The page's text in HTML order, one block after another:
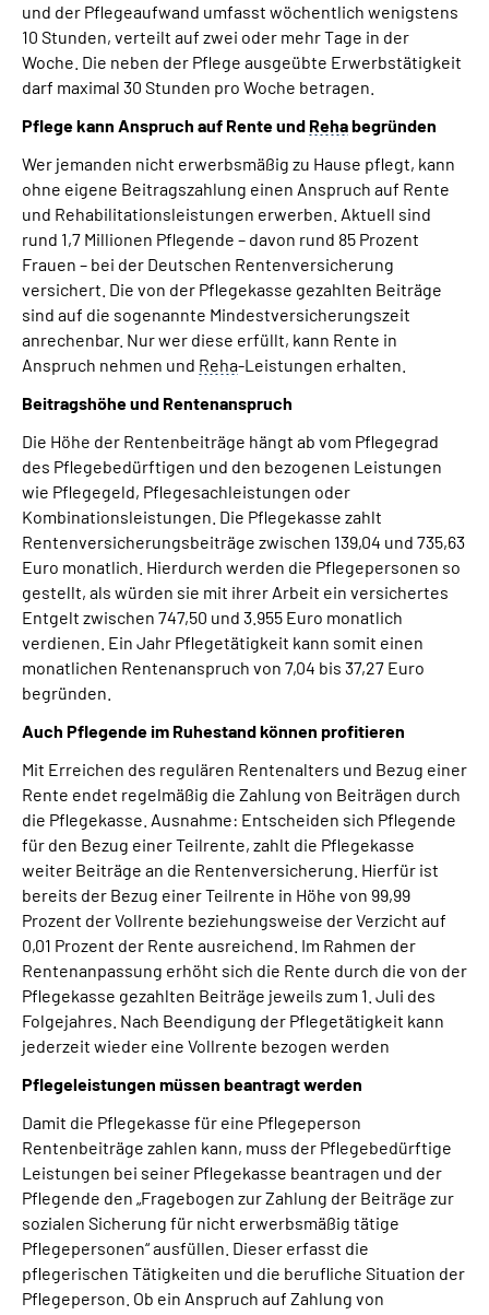
und der Pflegeaufwand umfasst wöchentlich wenigstens
10 Stunden, verteilt auf zwei oder mehr Tage in der
Woche. Die neben der Pflege ausgeübte Erwerbstätigkeit
darf maximal 30 Stunden pro Woche betragen.
Pflege kann Anspruch auf Rente und Rehabegründen
Wer jemanden nicht erwerbsmäßig zu Hause pflegt, kann
ohne eigene Beitragszahlung einen Anspruch auf Rente
und Rehabilitationsleistungen erwerben. Aktuell sind
rund 1,7 Millionen Pflegende – davon rund 85 Prozent
Frauen – bei der Deutschen Rentenversicherung
versichert. Die von der Pflegekasse gezahlten Beiträge
sind auf die sogenannte Mindestversicherungszeit
anrechenbar. Nur wer diese erfüllt, kann Rente in
Anspruch nehmen und Reha-Leistungen erhalten.
Beitragshöhe und Rentenanspruch
Die Höhe der Rentenbeiträge hängt ab vom Pflegegrad
des Pflegebedürftigen und den bezogenen Leistungen
wie Pflegegeld, Pflegesachleistungen oder
Kombinationsleistungen. Die Pflegekasse zahlt
Rentenversicherungsbeiträge zwischen 139,04 und 735,63
Euro monatlich. Hierdurch werden die Pflegepersonen so
gestellt, als würden sie mit ihrer Arbeit ein versichertes
Entgelt zwischen 747,50 und 3.955 Euro monatlich
verdienen. Ein Jahr Pflegetätigkeit kann somit einen
monatlichen Rentenanspruch von 7,04 bis 37,27 Euro
begründen.
Auch Pflegende im Ruhestand können profitieren
Mit Erreichen des regulären Rentenalters und Bezug einer
Rente endet regelmäßig die Zahlung von Beiträgen durch
die Pflegekasse. Ausnahme: Entscheiden sich Pflegende
für den Bezug einer Teilrente, zahlt die Pflegekasse
weiter Beiträge an die Rentenversicherung. Hierfür ist
bereits der Bezug einer Teilrente in Höhe von 99,99
Prozent der Vollrente beziehungsweise der Verzicht auf
0,01 Prozent der Rente ausreichend. Im Rahmen der
Rentenanpassung erhöht sich die Rente durch die von der
Pflegekasse gezahlten Beiträge jeweils zum 1. Juli des
Folgejahres. Nach Beendigung der Pflegetätigkeit kann
jederzeit wieder eine Vollrente bezogen werden
Pflegeleistungen müssen beantragt werden
Damit die Pflegekasse für eine Pflegeperson
Rentenbeiträge zahlen kann, muss der Pflegebedürftige
Leistungen bei seiner Pflegekasse beantragen und der
Pflegende den „Fragebogen zur Zahlung der Beiträge zur
sozialen Sicherung für nicht erwerbsmäßig tätige
Pflegepersonen“ ausfüllen. Dieser erfasst die
pflegerischen Tätigkeiten und die berufliche Situation der
Pflegeperson. Ob ein Anspruch auf Zahlung von